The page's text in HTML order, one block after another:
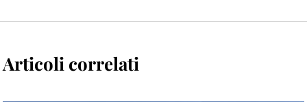
Articoli correlati